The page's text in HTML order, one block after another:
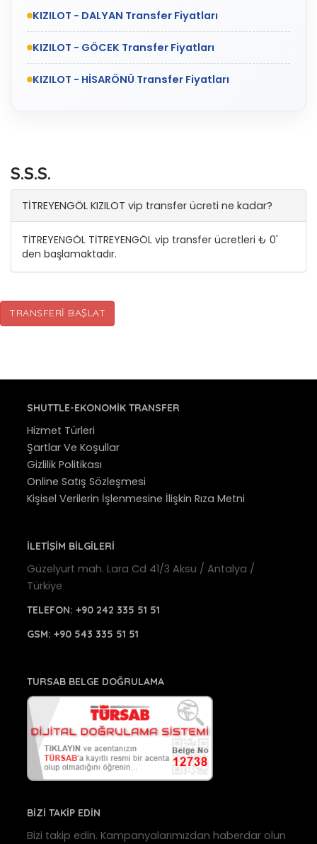
KIZILOT - DALYAN Transfer Fiyatları
KIZILOT - GÖCEK Transfer Fiyatları
KIZILOT - HİSARÖNÜ Transfer Fiyatları
S.S.S.
TİTREYENGÖL KIZILOT vip transfer ücreti ne kadar?
TİTREYENGÖL TİTREYENGÖL vip transfer ücretleri ₺ 0'
den başlamaktadır.
TRANSFERI BAŞLAT
SHUTTLE-EKONOMIK TRANSFER
Hizmet Türleri
Şartlar Ve Koşullar
Gizlilik Politikası
Online Satış Sözleşmesi
Kişisel Verilerin İşlenmesine İlişkin Rıza Metni
İLETİŞİM BİLGİLERİ
Güzelyurt mah. Lara Cd 41/3 Aksu / Antalya /
Türkiye
TELEFON: +90 242 335 51 51
GSM: +90 543 335 51 51
TURSAB BELGE DOĞRULAMA
BİZİ TAKİP EDİN
Bizi takip edin. Kampanyalarımızdan haberdar olun